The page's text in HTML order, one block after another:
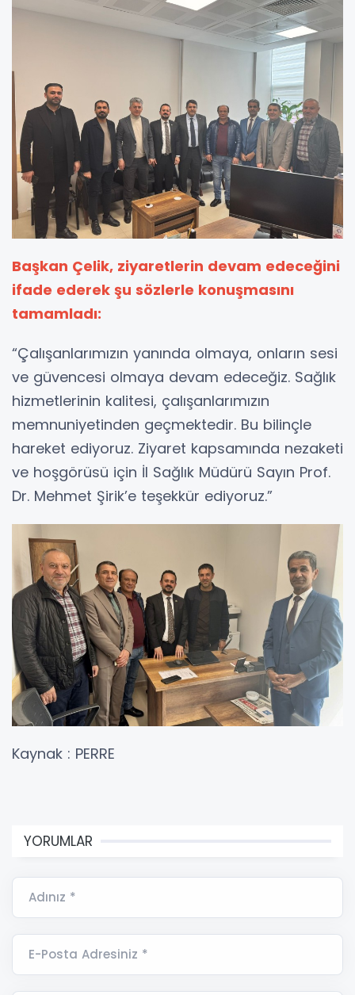
Başkan Çelik, ziyaretlerin devam edeceğini
ifade ederek şu sözlerle konuşmasını
tamamladı:
“Çalışanlarımızın yanında olmaya, onların sesi
ve güvencesi olmaya devam edeceğiz. Sağlık
hizmetlerinin kalitesi, çalışanlarımızın
memnuniyetinden geçmektedir. Bu bilinçle
hareket ediyoruz. Ziyaret kapsamında nezaketi
ve hoşgörüsü için İl Sağlık Müdürü Sayın Prof.
Dr. Mehmet Şirik’e teşekkür ediyoruz.”
Kaynak : PERRE
YORUMLAR
Adınız *
E-Posta Adresiniz *